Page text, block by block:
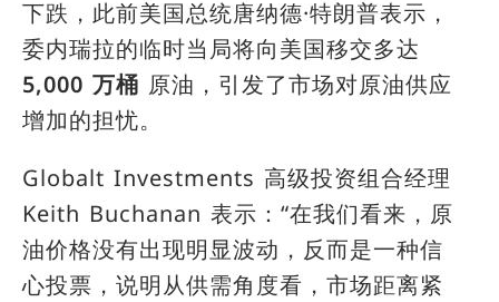
下跌，此前美国总统唐纳德·特朗普表示，
委内瑞拉的临时当局将向美国移交多达
5,000 万桶 原油，引发了市场对原油供应
增加的担忧。
Globalt Investments 高级投资组合经理
Keith Buchanan 表示：“在我们看来，原
油价格没有出现明显波动，反而是一种信
心投票，说明从供需角度看，市场距离紧